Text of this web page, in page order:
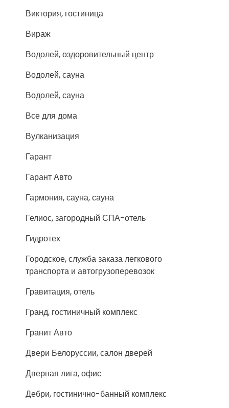
Виктория, гостиница
Вираж
Водолей, оздоровительный центр
Водолей, сауна
Водолей, сауна
Все для дома
Вулканизация
Гарант
Гарант Авто
Гармония, сауна, сауна
Гелиос, загородный СПА-отель
Гидротех
Городское, служба заказа легкового
транспорта и автогрузоперевозок
Гравитация, отель
Гранд, гостиничный комплекс
Гранит Авто
Двери Белоруссии, салон дверей
Дверная лига, офис
Дебри, гостинично-банный комплекс